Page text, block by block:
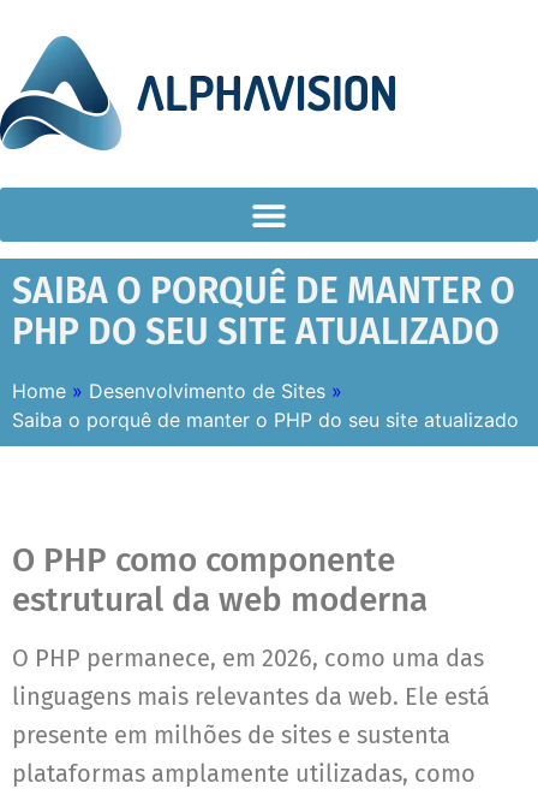
SAIBA O PORQUÊ DE MANTER O
PHP DO SEU SITE ATUALIZADO
Home » Desenvolvimento de Sites »
Saiba o porquê de manter o PHP do seu site atualizado
O PHP como componente
estrutural da web moderna
O PHP permanece, em 2026, como uma das
linguagens mais relevantes da web. Ele está
presente em milhões de sites e sustenta
plataformas amplamente utilizadas, como